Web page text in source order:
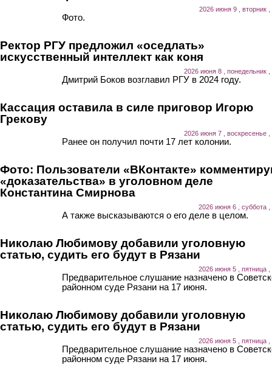
2026 июня 9 , вторник ,
Фото.
Ректор РГУ предложил «оседлать»
искусственный интеллект как коня
2026 июня 8 , понедельник ,
Дмитрий Боков возглавил РГУ в 2024 году.
Кассация оставила в силе приговор Игорю
Грекову
2026 июня 7 , воскресенье ,
Ранее он получил почти 17 лет колонии.
Фото: Пользователи «ВКонтакте»
«доказательства» в уголовном деле
Константина Смирнова
2026 июня 6 , суббота ,
А также высказываются о его деле в целом.
Николаю Любимову добавили уголовную
статью, судить его будут в Рязани
2026 июня 5 , пятница ,
Предварительное слушание назначено в
районном суде Рязани на 17 июня.
Николаю Любимову добавили уголовную
статью, судить его будут в Рязани
2026 июня 5 , пятница ,
Предварительное слушание назначено в
районном суде Рязани на 17 июня.